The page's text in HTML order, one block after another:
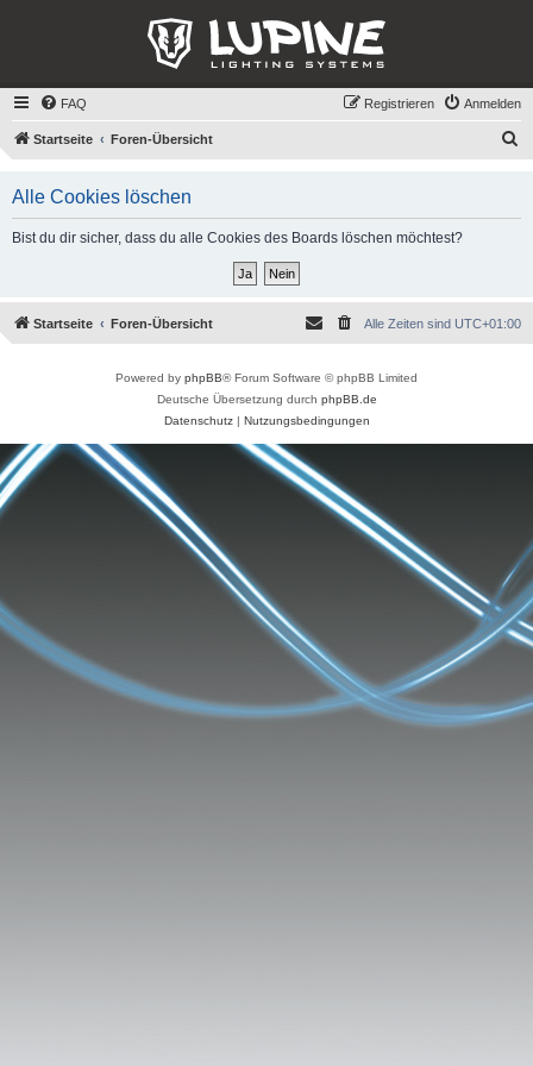
FAQ Anmelden
Registrieren
Startseite Foren-Übersicht
h
Alle Cookies löschen
Bist du dir sicher, dass du alle Cookies des Boards löschen möchtest?
Startseite Foren-Übersicht Alle Zeiten sind UTC+01:00
Powered by phpBB® Forum Software © phpBB Limited
Deutsche Übersetzung durch phpBB.de
Datenschutz| Nutzungsbedingungen